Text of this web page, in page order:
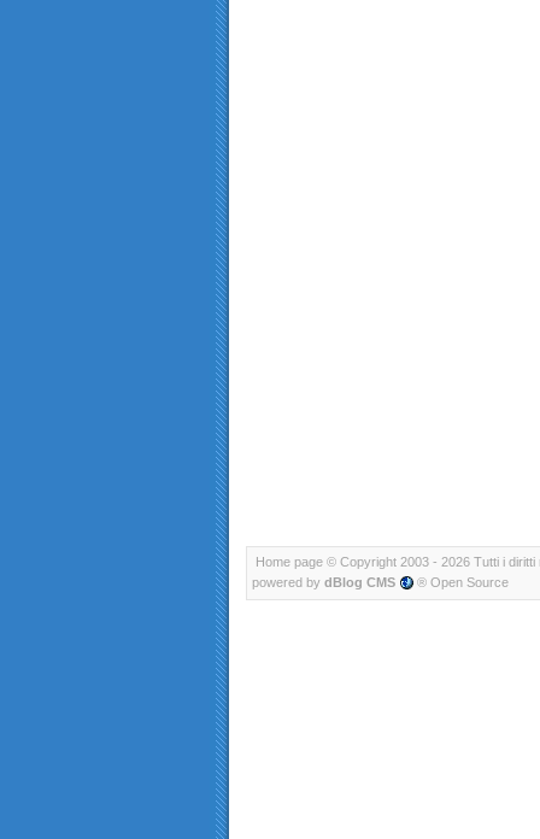
Home page © Copyright 2003 - 2026 Tutti i diritti
powered by dBlog CMS ® Open Source